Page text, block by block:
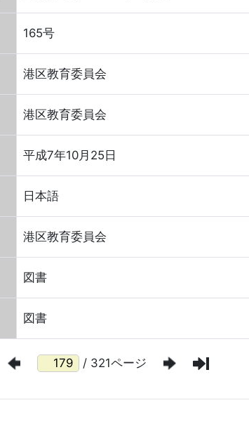
165号
港区教育委員会
港区教育委員会
平成7年10月25日
日本語
港区教育委員会
図書
図書
/ 321ページ